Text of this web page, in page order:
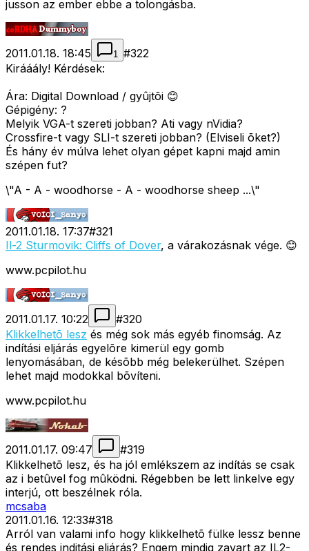
jusson az ember ebbe a tolongásba.
2011.01.18. 18:45 1 #322
Kirááály! Kérdések:
Ára: Digital Download / gyûjtõi 😊
Gépigény: ?
Melyik VGA-t szereti jobban? Ati vagy nVidia?
Crossfire-t vagy SLI-t szereti jobban? (Elviseli õket?)
És hány év múlva lehet olyan gépet kapni majd amin
szépen fut?
\"A - A - woodhorse - A - woodhorse sheep ...\"
2011.01.18. 17:37#321
Il-2 Sturmovik: Cliffs of Dover, a várakozásnak vége. 😊
www.pcpilot.hu
2011.01.17. 10:22 #320
Klikkelhetõ lesz és még sok más egyéb finomság. Az
indítási eljárás egyelõre kimerül egy gomb
lenyomásában, de késõbb még belekerülhet. Szépen
lehet majd modokkal bõvíteni.
www.pcpilot.hu
2011.01.17. 09:47 #319
Klikkelhetõ lesz, és ha jól emlékszem az indítás se csak
az i betûvel fog mûködni. Régebben be lett linkelve egy
interjú, ott beszélnek róla.
mcsaba
2011.01.16. 12:33#318
Arról van valami info hogy klikkelhetõ fülke lessz benne
és rendes inditási eljárás? Engem mindig zavart az IL2-